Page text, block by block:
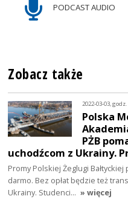
PODCAST AUDIO
Zobacz także
2022-03-03,
Polska
PŻB
uchodźcom z Ukrainy.
Promy Polskiej Żeglugi
darmo. Bez opłat będzie też
Ukrainy. Studenci… » więcej